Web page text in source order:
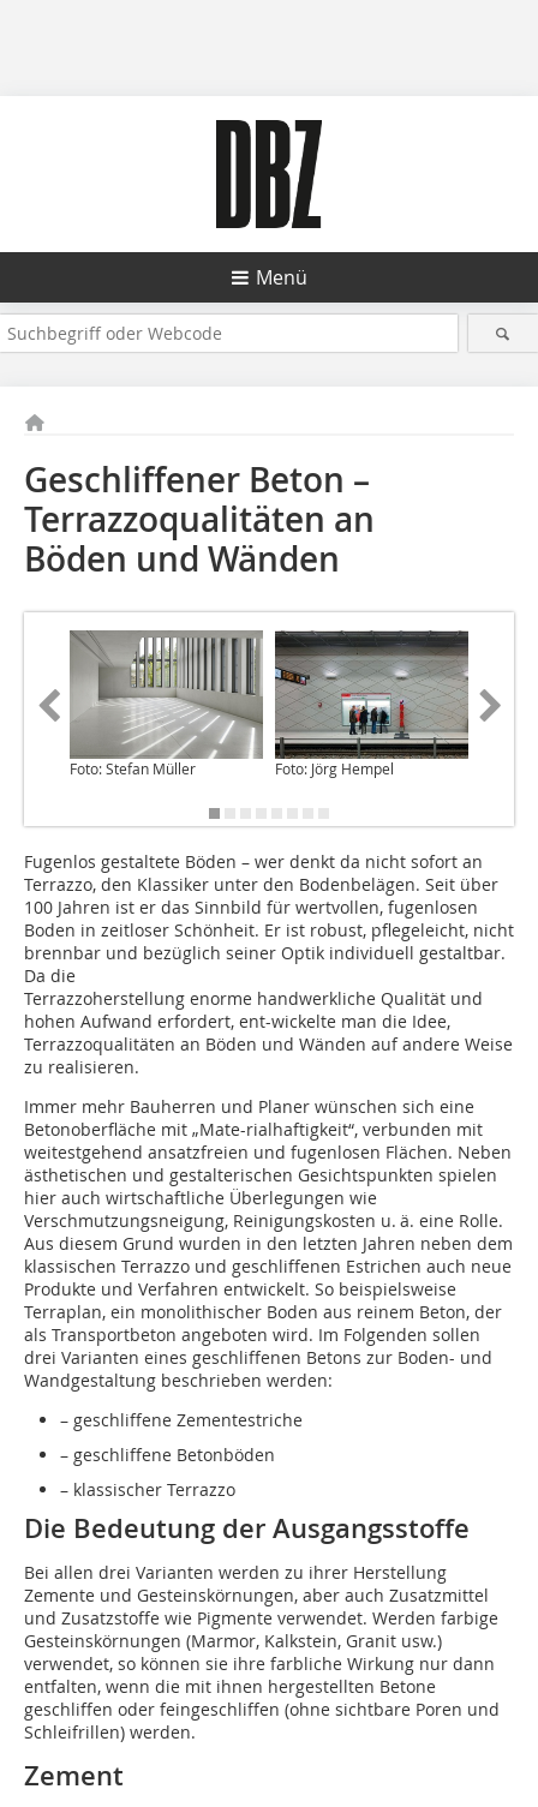
Menü
Geschliffener Beton –
Terrazzoqualitäten an
Böden und Wänden
Foto: Stefan Müller Foto: Jörg Hempel
Fugenlos gestaltete Böden – wer denkt da nicht sofort an
Terrazzo, den Klassiker unter den Bodenbelägen. Seit über
100 Jahren ist er das Sinnbild für wertvollen, fugenlosen
Boden in zeitloser Schönheit. Er ist robust, pflegeleicht, nicht
brennbar und bezüglich seiner Optik individuell gestaltbar.
Da die
Terrazzoherstellung enorme handwerkliche Qualität und
hohen Aufwand erfordert, ent-wickelte man die Idee,
Terrazzoqualitäten an Böden und Wänden auf andere Weise
zu realisieren.
Immer mehr Bauherren und Planer wünschen sich eine
Betonoberfläche mit „Mate-rialhaftigkeit“, verbunden mit
weitestgehend ansatzfreien und fugenlosen Flächen. Neben
ästhetischen und gestalterischen Gesichtspunkten spielen
hier auch wirtschaftliche Überlegungen wie
Verschmutzungsneigung, Reinigungskosten u. ä. eine Rolle.
Aus diesem Grund wurden in den letzten Jahren neben dem
klassischen Terrazzo und geschliffenen Estrichen auch neue
Produkte und Verfahren entwickelt. So beispielsweise
Terraplan, ein monolithischer Boden aus reinem Beton, der
als Transportbeton angeboten wird. Im Folgenden sollen
drei Varianten eines geschliffenen Betons zur Boden- und
Wandgestaltung beschrieben werden:
– geschliffene Zementestriche
– geschliffene Betonböden
– klassischer Terrazzo
Die Bedeutung der Ausgangsstoffe
Bei allen drei Varianten werden zu ihrer Herstellung
Zemente und Gesteinskörnungen, aber auch Zusatzmittel
und Zusatzstoffe wie Pigmente verwendet. Werden farbige
Gesteinskörnungen (Marmor, Kalkstein, Granit usw.)
verwendet, so können sie ihre farbliche Wirkung nur dann
entfalten, wenn die mit ihnen hergestellten Betone
geschliffen oder feingeschliffen (ohne sichtbare Poren und
Schleifrillen) werden.
Zement